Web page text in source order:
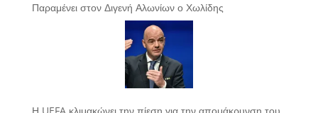
Παραμένει στον Διγενή Αλωνίων ο Χωλίδης